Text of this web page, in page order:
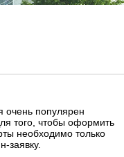
очень популярен
того, чтобы оформить
необходимо только
заявку.